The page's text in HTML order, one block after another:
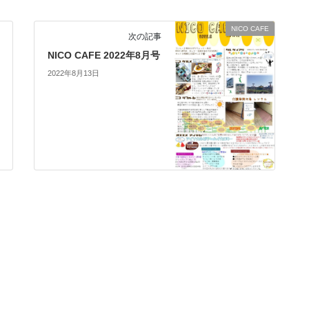
NICO CAFE
次の記事
NICO CAFE 2022年8月号
2022年8月13日